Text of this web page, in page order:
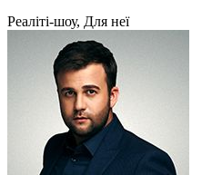
Реаліті-шоу, Для неї